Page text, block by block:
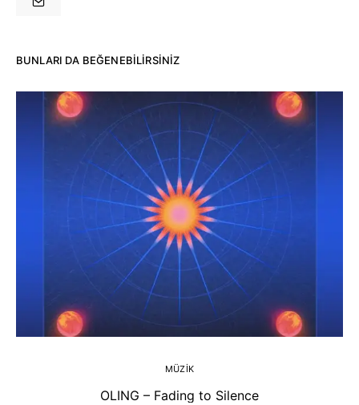
BUNLARI DA BEĞENEBILIRSINIZ
MÜZIK
OLING – Fading to Silence